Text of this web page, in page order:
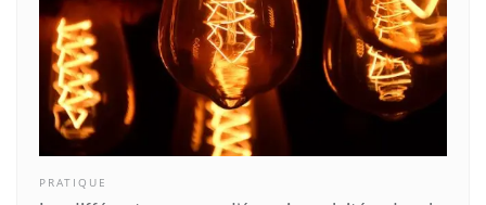
PRATIQUE